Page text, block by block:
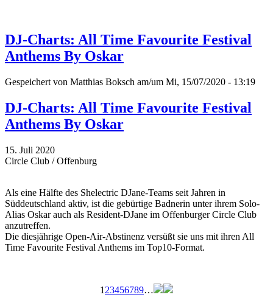
DJ-Charts: All Time Favourite Festival
Anthems By Oskar
Gespeichert von Matthias Boksch am/um Mi, 15/07/2020 - 13:19
DJ-Charts: All Time Favourite Festival
Anthems By Oskar
15. Juli 2020
Circle Club / Offenburg
Als eine Hälfte des Shelectric DJane-Teams seit Jahren in
Süddeutschland aktiv, ist die gebürtige Badnerin unter ihrem Solo-
Alias Oskar auch als Resident-DJane im Offenburger Circle Club
anzutreffen.
Die diesjährige Open-Air-Abstinenz versüßt sie uns mit ihren All
Time Favourite Festival Anthems im Top10-Format.
1 23456789…